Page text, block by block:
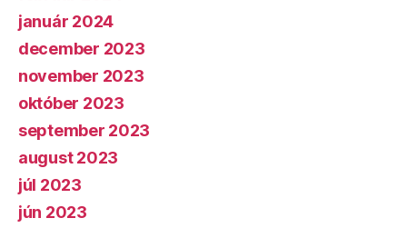
január 2024
december 2023
november 2023
október 2023
september 2023
august 2023
júl 2023
jún 2023